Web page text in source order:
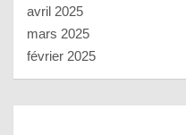
avril 2025
mars 2025
février 2025